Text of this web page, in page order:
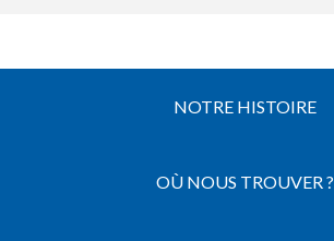
NOTRE HISTOIRE
OÙ NOUS TROUVER ?